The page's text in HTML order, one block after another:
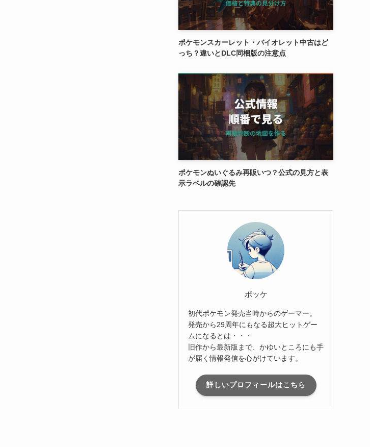
ポケモンスカーレット・バイオレット中古はど
っち？違いとDLC同梱版の注意点
ポケモンぬいぐるみ再販いつ？公式の見方と表
示ラベルの確認先
ポッケ
初代ポケモン発売当時からのゲーマー。
発売から29周年にもなる超大ヒットゲー
ムになるとは・・・
旧作から最新版まで、かゆいところにも手
が届く情報発信を心がけています。
詳しいプロフィールはこちら